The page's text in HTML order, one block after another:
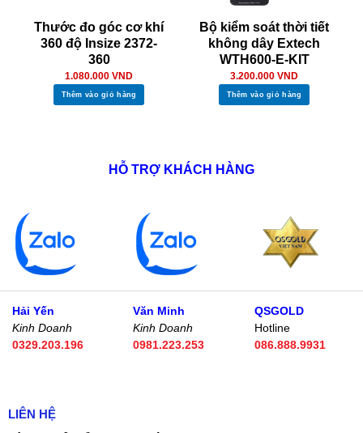
Thước đo góc cơ khí
360 độ Insize 2372-
360
1.080.000 VND
Thêm vào giỏ hàng
Bộ kiểm soát thời tiết
không dây Extech
WTH600-E-KIT
3.200.000 VND
Thêm vào giỏ hàng
HỖ TRỢ KHÁCH HÀNG
Hải Yến
Kinh Doanh
0329.203.196
Văn Minh
Kinh Doanh
0981.223.253
QSGOLD
Hotline
086.888.9931
LIÊN HỆ